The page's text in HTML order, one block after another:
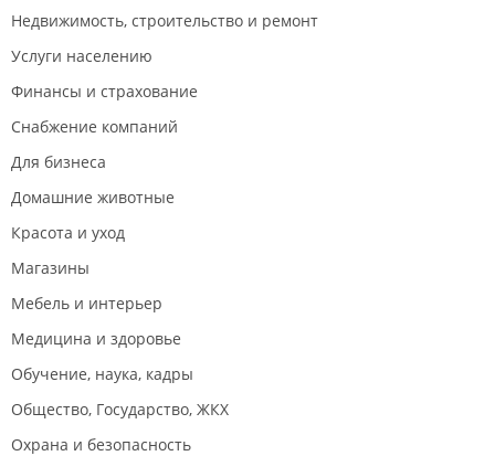
Недвижимость, строительство и ремонт
Услуги населению
Финансы и страхование
Снабжение компаний
Для бизнеса
Домашние животные
Красота и уход
Магазины
Мебель и интерьер
Медицина и здоровье
Обучение, наука, кадры
Общество, Государство, ЖКХ
Охрана и безопасность